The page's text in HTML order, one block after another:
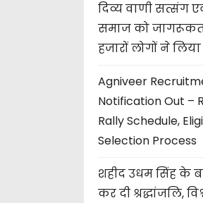
दिव्य वाणी सत्संग
समाज को
हजारों लोगों ने
Agniveer
Notification Out –
Rally Schedule,
Selection Process
शहीद उधम सिंह के
कर दी श्रद्धांजलि,